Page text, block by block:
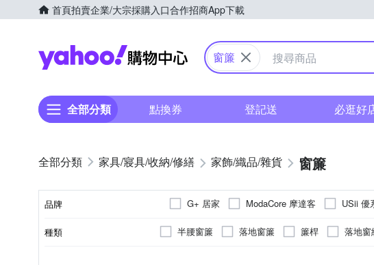
首頁拍賣企業/大宗採購入口合作招商App下載
Yahoo購物中心
窗簾
全部分類 點換券 登記送 必逛好
家具/寢具/收納/修繕 家飾/織品/雜貨 窗簾
品牌 G+ 居家 ModaCore 摩達客 USii 優
日本 SP SAUCE
棉花田 芸佳
種類 半腰窗簾 落地窗簾 簾桿 落地窗